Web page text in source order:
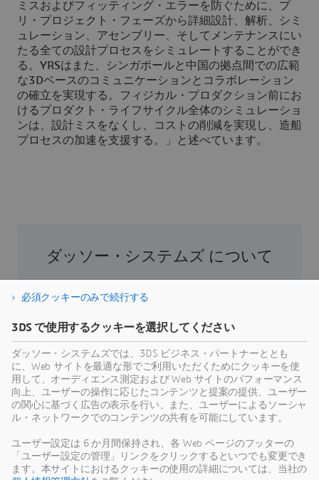
ミスおよびフィッティング・エラーを防ぐために、プ
リ・プロジェクト・フェーズから詳細設計、解析、シミ
ュレーション、アセンブリー、そしてメンテナンスにい
たる全ての設計プロセスをシミュレートすることができ
る。YRSはまた、シンガポールと中国の拠点間での広範
な3Dベースのコミュニケーションとコラボレーション
の確立を実現する。フィジカル・プロダクション前にお
けるプロダクト・ライフサイクル全体のシミュレーショ
ンは、設計ミスをなくし、コストの削減を実現し、造船
プロセスの加速を支援する。」と述べています。
ダッソー・システムズ について
る役割を担う企業です。1981年の設立以来、同
社はバーチャル世界を開拓し、消費者、患者、
向へと導いてきました。ダッソー・システムズ
の3DEXPERIENCEプラットフォームでは、AIを搭
載した科学的根拠に基づくバーチャルツインに
より、あらゆる規模・業界の39万のお客様が協
力し、製品やサービスを創出、製造することで
持続可能な革新を生み出し、社会に対して意義
のある影響をもたらすことができます。より詳
細な情報はホームページ、
必須クッキーのみで続行する
3DS で使用するクッキーを選択してください
ダッソー・システムズでは、3DS ビジネス・パートナーととも
に、Web サイトを最適な形でご利用いただくためにクッキーを使
用して、オーディエンス測定および Web サイトのパフォーマンス
向上、ユーザーの操作に応じたコンテンツと提案の提供、ユーザー
の関心に基づく広告の表示を行い、また、ユーザーによるソーシャ
ル・ネットワークでのコンテンツの共有を可能にしています。
ユーザー設定は 6 か月間保持され、各 Web ページのフッターの
「ユーザー設定の管理」リンクをクリックするといつでも変更でき
ます。本サイトにおけるクッキーの使用の詳細については、当社の